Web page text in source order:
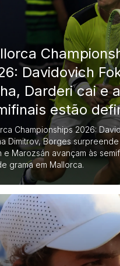
Davidovich
Darderi cai e
estão
Championships 2026:
Dimitrov, Borges
e Marozsán avançam às
grama em Mallorca.